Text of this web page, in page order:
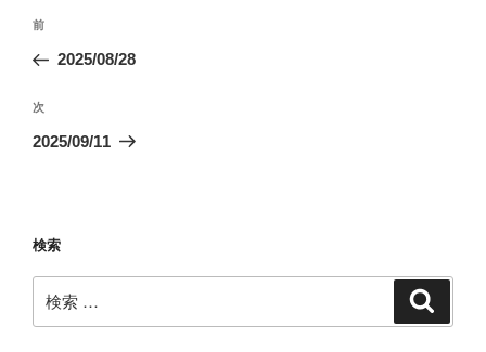
投
ナ
ビ
ゲ
ン
過
去
投
前
2025/08/28
次
の
次
2025/09/11
検索
索: